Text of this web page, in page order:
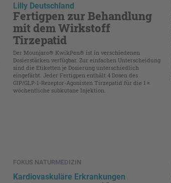
Lilly Deutschland
Fertigpen zur Behandlung
mit dem Wirkstoff
Tirzepatid
Der Mounjaro® KwikPen® ist in verschiedenen
Dosierstärken verfügbar. Zur einfachen Unterscheidung
sind die Etiketten je Dosierung unterschiedlich
eingefärbt. Jeder Fertigpen enthält 4 Dosen des
GIP/GLP-1-Rezeptor-Agonisten Tirzepatid für die 1 ×
wöchentliche subkutane Injektion.
FOKUS NATURMEDIZIN
Kardiovaskuläre Erkrankungen